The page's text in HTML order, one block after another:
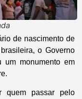
de nascimento de
o Governo
um monumento em
quem passar pelo